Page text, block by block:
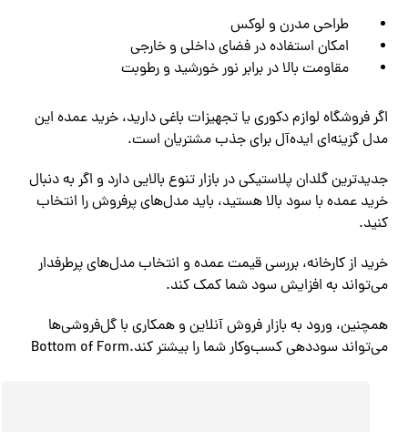
طراحی مدرن و لوکس
امکان استفاده در فضای داخلی و خارجی
مقاومت بالا در برابر نور خورشید و رطوبت
اگر فروشگاه لوازم دکوری یا تجهیزات باغی دارید، خرید عمده این
مدل گزینه‌ای ایده‌آل برای جذب مشتریان است.
جدیدترین گلدان پلاستیکی در بازار تنوع بالایی دارد و اگر به دنبال
خرید عمده با سود بالا هستید، باید مدل‌های پرفروش را انتخاب
کنید.
خرید از کارخانه، بررسی قیمت عمده و انتخاب مدل‌های پرطرفدار
می‌تواند به افزایش سود شما کمک کند.
همچنین، ورود به بازار فروش آنلاین و همکاری با گل‌فروشی‌ها
می‌تواند سوددهی کسب‌وکار شما را بیشتر کند.Bottom of Form